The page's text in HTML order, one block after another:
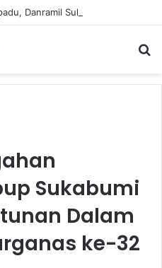
Sukabumi
Dalam
ke-32